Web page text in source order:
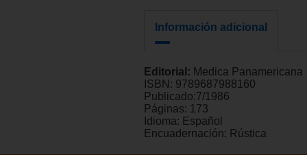
Información adicional
Editorial: Medica Panamericana
ISBN: 9789687988160
Publicado:7/1986
Páginas: 173
Idioma: Español
Encuadernación: Rústica